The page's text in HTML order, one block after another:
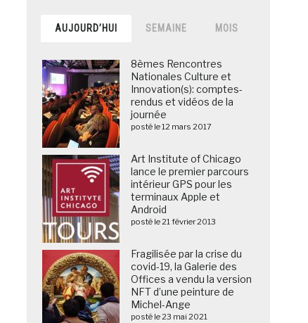
AUJOURD’HUI SEMAINE MOIS
8èmes Rencontres
Nationales Culture et
Innovation(s): comptes-
rendus et vidéos de la
journée
posté le 12 mars 2017
Art Institute of Chicago
lance le premier parcours
intérieur GPS pour les
terminaux Apple et
Android
posté le 21 février 2013
Fragilisée par la crise du
covid-19, la Galerie des
Offices a vendu la version
NFT d’une peinture de
Michel-Ange
posté le 23 mai 2021